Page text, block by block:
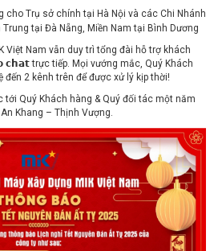
cho Trụ sở chính tại Hà Nội và các Chi Nhánh
Trung tại Đà Nẵng, Miền Nam tại Bình Dương
Việt Nam vẫn duy trì tổng đài hỗ trợ khách
trực tiếp. Mọi vướng mắc, Quý Khách
đến 2 kênh trên để được xử lý kịp thời!
tới Quý Khách hàng & Quý đối tác một năm
Khang – Thịnh Vượng.